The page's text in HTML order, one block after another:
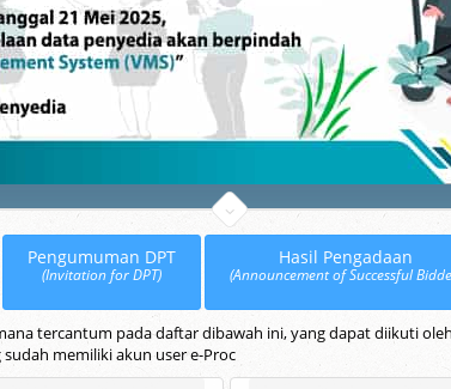
Pengumuman DPT
(Invitation for DPT)
Hasil Pengadaan
(Announcement of Successful
tercantum pada daftar dibawah ini, yang dapat diikuti
sudah memiliki akun user e-Proc